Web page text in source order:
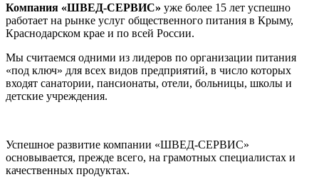
Компания «ШВЕД-СЕРВИС» уже более 15 лет успешно
работает на рынке услуг общественного питания в Крыму,
Краснодарском крае и по всей России.
Мы считаемся одними из лидеров по организации питания
«под ключ» для всех видов предприятий, в число которых
входят санатории, пансионаты, отели, больницы, школы и
детские учреждения.
Успешное развитие компании «ШВЕД-СЕРВИС»
основывается, прежде всего, на грамотных специалистах и
качественных продуктах.